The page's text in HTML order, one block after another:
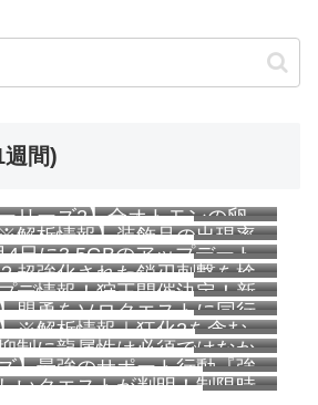
週間)
リーズ2】全オトモンの卵
早見表）
985 views
解析情報】装飾品の出現率
覧を掲載！
264 views
4日に3.5GBのアップデート
インでのイベクエ常設化な
221 views
超強化された鎖刃刺撃を検
ルズ】
187 views
デ情報！狩王開催決定！新
125 views
盟勇をソロクエストに同行
ーの体力は増加しない模様
124 views
※解析情報｜狂化2を含む
？傀異錬金術【覇
則が判明しました
119 views
制に龍属性は必須ではなか
ルズ】
100 views
】最強のサポート行動『強
介！使用頻度も調べてみ
69 views
いクエストが判明！制限時